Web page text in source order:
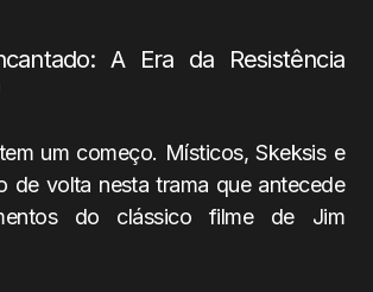
A Era da Resistência
um começo. Místicos, Skeksis e
de volta nesta trama que antecede
do clássico filme de Jim